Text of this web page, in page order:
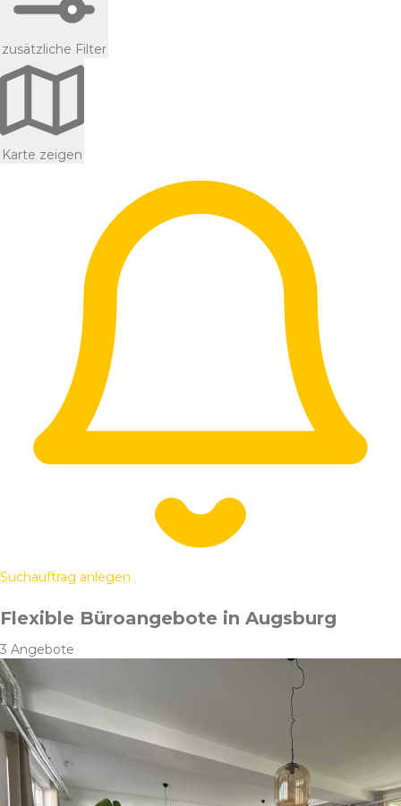
zusätzliche Filter
Karte zeigen
Suchauftrag anlegen
Flexible Büroangebote in Augsburg
3 Angebote